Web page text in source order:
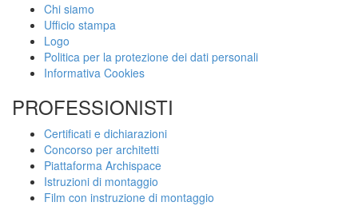
Chi siamo
Ufficio stampa
Logo
Politica per la protezione dei dati personali
Informativa Cookies
PROFESSIONISTI
Certificati e dichiarazioni
Concorso per architetti
Piattaforma Archispace
Istruzioni di montaggio
Film con instruzione di montaggio